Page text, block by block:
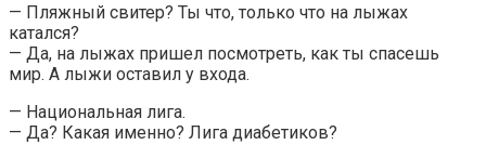
— Пляжный свитер? Ты что, только что на лыжах
катался?
— Да, на лыжах пришел посмотреть, как ты спасешь
мир. А лыжи оставил у входа.
— Национальная лига.
— Да? Какая именно? Лига диабетиков?